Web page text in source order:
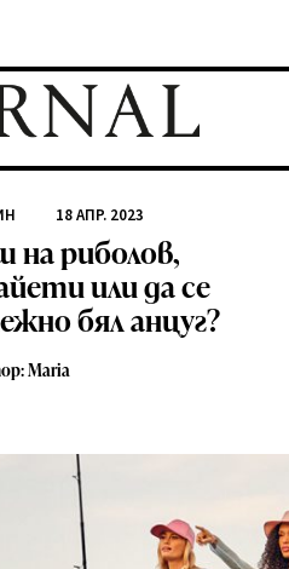
18 АПР. 2023
риболов,
или да се
бял анцуг?
Maria